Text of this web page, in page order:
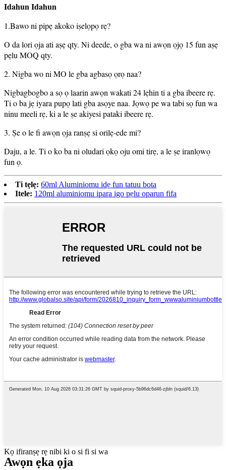
Idahun Idahun
1.Bawo ni pipẹ akoko iṣelọpọ rẹ?
O da lori ọja ati aṣẹ qty. Ni deede, o gba wa ni awọn ọjọ 15 fun aṣẹ
pẹlu MOQ qty.
2. Nigba wo ni MO le gba agbasọ ọrọ naa?
Nigbagbogbo a sọ ọ laarin awọn wakati 24 lẹhin ti a gba ibeere rẹ.
Ti o ba jẹ iyara pupọ lati gba asọye naa. Jọwọ pe wa tabi sọ fun wa
ninu meeli rẹ, ki a le ṣe akiyesi pataki ibeere rẹ.
3. Ṣe o le fi awọn ọja ranṣẹ si orilẹ-ede mi?
Daju, a le. Ti o ko ba ni oludari ọkọ oju omi tirẹ, a le ṣe iranlọwọ
fun ọ.
Ti tẹlẹ: 60ml Aluminiomu idẹ fun tatuu bota
Itele: 120ml aluminiomu ipara igo pẹlu oparun fifa
Kọ ifiranṣẹ rẹ nibi ki o si fi si wa
Awọn ẹka ọja